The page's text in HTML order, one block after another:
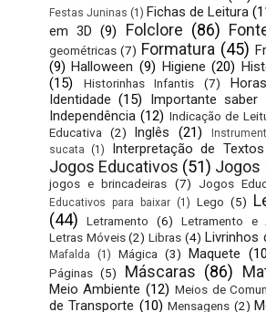
Festas Juninas (1) Fichas de Leitura
em 3D (9) Folclore (86)
geométricas (7) Formatura (45)
(9) Halloween (9) Higiene (20)
(15)
Historinhas Infantis (7)
Identidade (15) Importante saber
Independência (12) Indicação de
Educativa
(2) Inglês (21)
sucata
(1) Interpretação de Textos
Jogos Educativos (51) Jogos
jogos e brincadeiras (7) Jogos
Educativos para baixar (1) Lego (5)
(44)
Letramento (6) Letramento e
Letras Móveis (2) Libras (4) Livrinhos
Mafalda (1) Mágica (3) Maquete
Páginas (5) Máscaras (86)
Meio Ambiente (12) Meios de
de Transporte (10) Mensagens (2)